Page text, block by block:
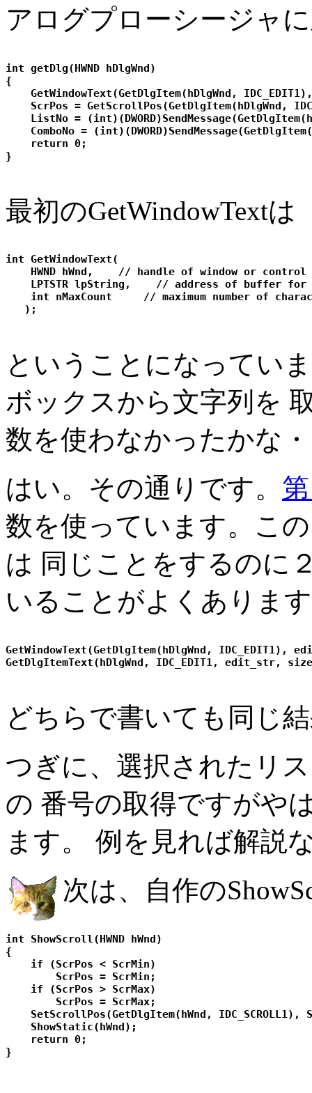
アログプローシージャ
int getDlg(HWND hDlgWnd)
{
GetWindowText(GetDlgItem(hDlgWnd,
ScrPos = GetScrollPos(GetDlgItem(hDlgWnd,
ListNo =
ComboNo =
    return 0;
最初のGetWindowTextは
int GetWindowText(
HWND hWnd,    // handle of window or control
LPTSTR lpString,    // address of buffer for
int nMaxCount     // maximum number of
ということになってい
ボックスから文字列を
数を使わなかったかな
はい。その通りです。
数を使っています。こ
は 同じことをするのに
いることがよくありま
GetWindowText(GetDlgItem(hDlgWnd,
どちらで書いても同じ
つぎに、選択されたリ
の 番号の取得ですがや
ます。 例を見れば解説
次は、自作の
int ShowScroll(HWND hWnd)
{
    if (ScrPos < ScrMin)
        ScrPos = ScrMin;
    if (ScrPos > ScrMax)
        ScrPos = ScrMax;
SetScrollPos(GetDlgItem(hWnd, IDC_SCROLL1),
    ShowStatic(hWnd);
    return 0;